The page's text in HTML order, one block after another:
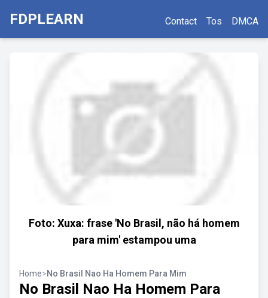
FDPLEARN Contact Tos DMCA
Foto: Xuxa: frase 'No Brasil, não há homem
para mim' estampou uma
Home>No Brasil Nao Ha Homem Para Mim
No Brasil Nao Ha Homem Para